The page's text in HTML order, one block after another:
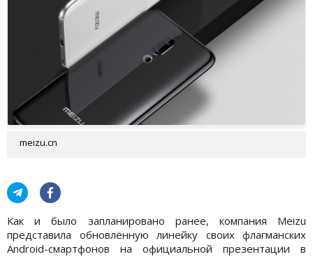
meizu.cn
Как и было запланировано ранее, компания Meizu
представила обновлённую линейку своих флагманских
Android-смартфонов на официальной презентации в